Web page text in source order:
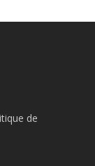
de